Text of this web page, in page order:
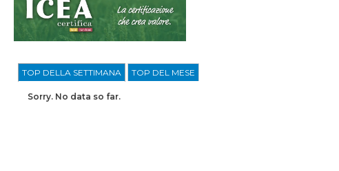
TOP DELLA SETTIMANA TOP DEL MESE
Sorry. No data so far.